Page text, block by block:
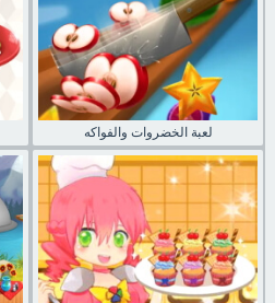
لعبة الخضروات والفواكه